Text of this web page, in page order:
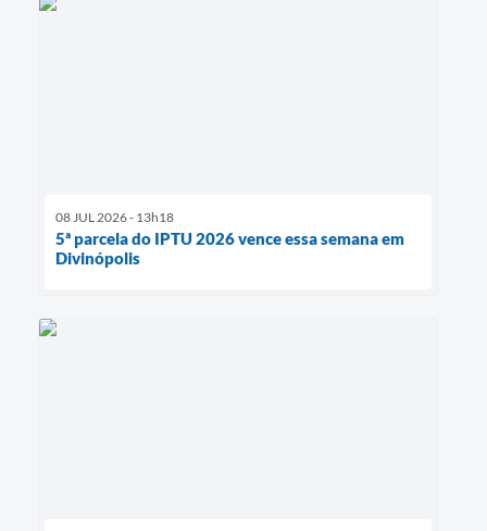
08 JUL 2026 - 13h18
5ª parcela do IPTU 2026 vence essa semana em
Divinópolis